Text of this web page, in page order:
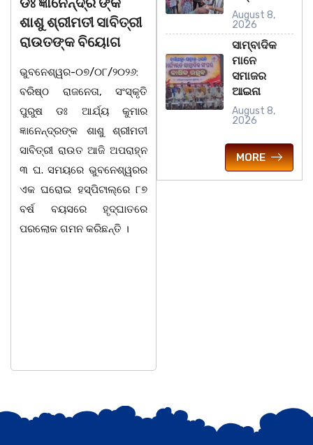
ଶାଶୁ ଶ୍ରୀମତୀ ସାବିତ୍ରୀ
ରାଉତଙ୍କ ବିୟୋଗ
ଭୁବନେଶ୍ୱର-୦୭/୦୮/୨୦୨୬:
ବରିଷ୍ଠ ରାଜନେତା, ସଂସ୍କୃତି
ପୁରୁଷ ଡଃ ଆର୍ଯ୍ୟ କୁମାର
ଜ୍ଞାନେନ୍ଦ୍ରଙ୍କ ଶାଶୁ ଶ୍ରୀମତୀ
ସାବିତ୍ରୀ ରାଉତ ଆଜି ଅପରାହ୍ନ
୩ ଘ. ସମୟରେ ଭୁବନେଶ୍ୱରର
ଏକ ଘରୋଇ ହସ୍ପିଟାଲ୍ରେ ୮୭
ବର୍ଷ ବୟସରେ ହୃଦ୍ଘାତରେ
ପରଲୋକ ଗମନ କରିଛନ୍ତି ।
ଶୁଖିଲା ଖାଦ୍ୟ ବଣ୍ଟନ
07/08/26 ବନ୍ୟା ବିପନ୍ନଙ୍କ
ଉଦେଶ୍ୟରେ ଦଶରଥପୁର ଯୁବ
କଂଗ୍ରେସ ପକ୍ଷରୁ ରିଲିଫ
ସାମଗ୍ରୀ ବଣ୍ଟନ କରାଯାଇଥିବା
ତରପଦା, ମଲିକାପୁର, ନିଜାମପୁର,
ଦୁଦୁରାଅଣ୍ଟା, କମାରଡିହ, କୟାଁ
August 8,
2026
ସାମ୍ବାଦିକ
ମାନେ
ସମାଜର
ଆଇନା
August 8,
2026
MORE